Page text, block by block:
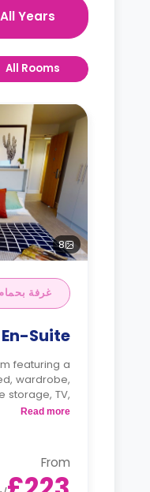
All Years
All Rooms
8
غرفة
Suite
featuring a
wardrobe,
storage, TV,
kitchen and
Read more
From